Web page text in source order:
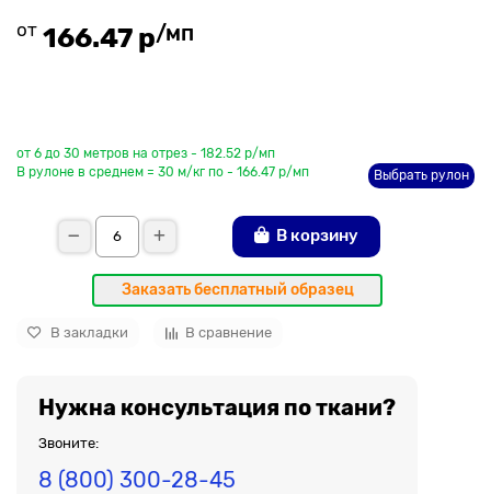
от 166.47 р/мп
от 6 до 30 метров на отрез - 182.52 р/мп
В рулоне в среднем = 30 м/кг по - 166.47 р/мп
Выбрать рулон
В корзину
Заказать бесплатный образец
В закладки В сравнение
Нужна консультация по ткани?
Звоните:
8 (800) 300-28-45